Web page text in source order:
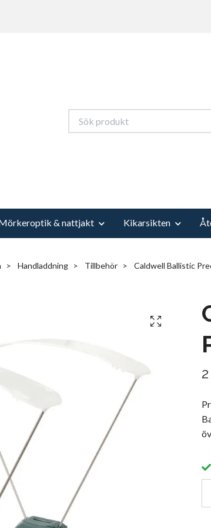
& nattjakt Kikarsikten
Handladdning Tillbehör Caldwell Ballistic